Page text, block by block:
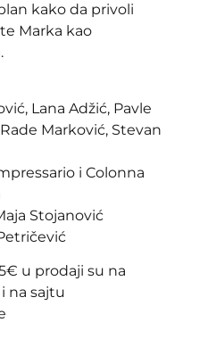
kako da privoli
Marka kao
Lana Adžić, Pavle
Marković, Stevan
i Colonna
Stojanović
u prodaji su na
na sajtu